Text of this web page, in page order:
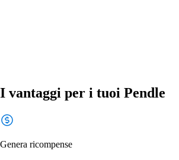
I vantaggi per i tuoi Pendle
Genera ricompense